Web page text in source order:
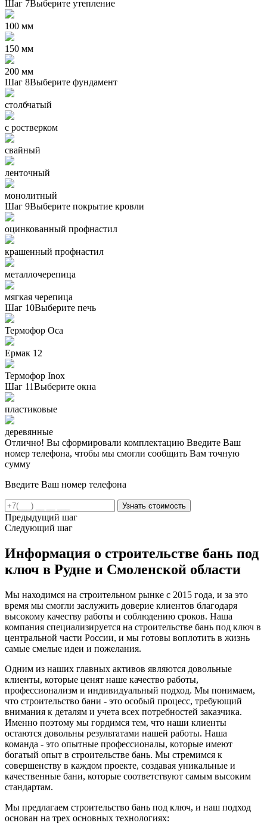
Шаг 7Выберите утепление
100 мм
150 мм
200 мм
Шаг 8Выберите фундамент
столбчатый
с ростверком
свайный
ленточный
монолитный
Шаг 9Выберите покрытие кровли
оцинкованный профнастил
крашенный профнастил
металлочерепица
мягкая черепица
Шаг 10Выберите печь
Термофор Oса
Ермак 12
Термофор Inox
Шаг 11Выберите окна
пластиковые
деревянные
Отлично! Вы сформировали комплектацию Введите Ваш
номер телефона, чтобы мы смогли сообщить Вам точную
сумму
Введите Ваш номер телефона
Предыдущий шаг
Следующий шаг
Информация о строительстве бань под
ключ в Рудне и Смоленской области
Мы находимся на строительном рынке с 2015 года, и за это
время мы смогли заслужить доверие клиентов благодаря
высокому качеству работы и соблюдению сроков. Наша
компания специализируется на строительстве бань под ключ в
центральной части России, и мы готовы воплотить в жизнь
самые смелые идеи и пожелания.
Одним из наших главных активов являются довольные
клиенты, которые ценят наше качество работы,
профессионализм и индивидуальный подход. Мы понимаем,
что строительство бани - это особый процесс, требующий
внимания к деталям и учета всех потребностей заказчика.
Именно поэтому мы гордимся тем, что наши клиенты
остаются довольны результатами нашей работы. Наша
команда - это опытные профессионалы, которые имеют
богатый опыт в строительстве бань. Мы стремимся к
совершенству в каждом проекте, создавая уникальные и
качественные бани, которые соответствуют самым высоким
стандартам.
Мы предлагаем строительство бань под ключ, и наш подход
основан на трех основных технологиях: